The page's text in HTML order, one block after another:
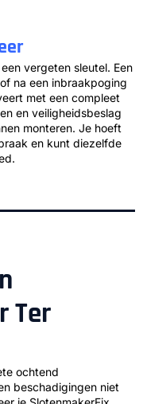
vergeten sleutel. Een
na een inbraakpoging
met een compleet
en veiligheidsbeslag
monteren. Je hoeft
en kunt diezelfde
Ter
ochtend
beschadigingen niet